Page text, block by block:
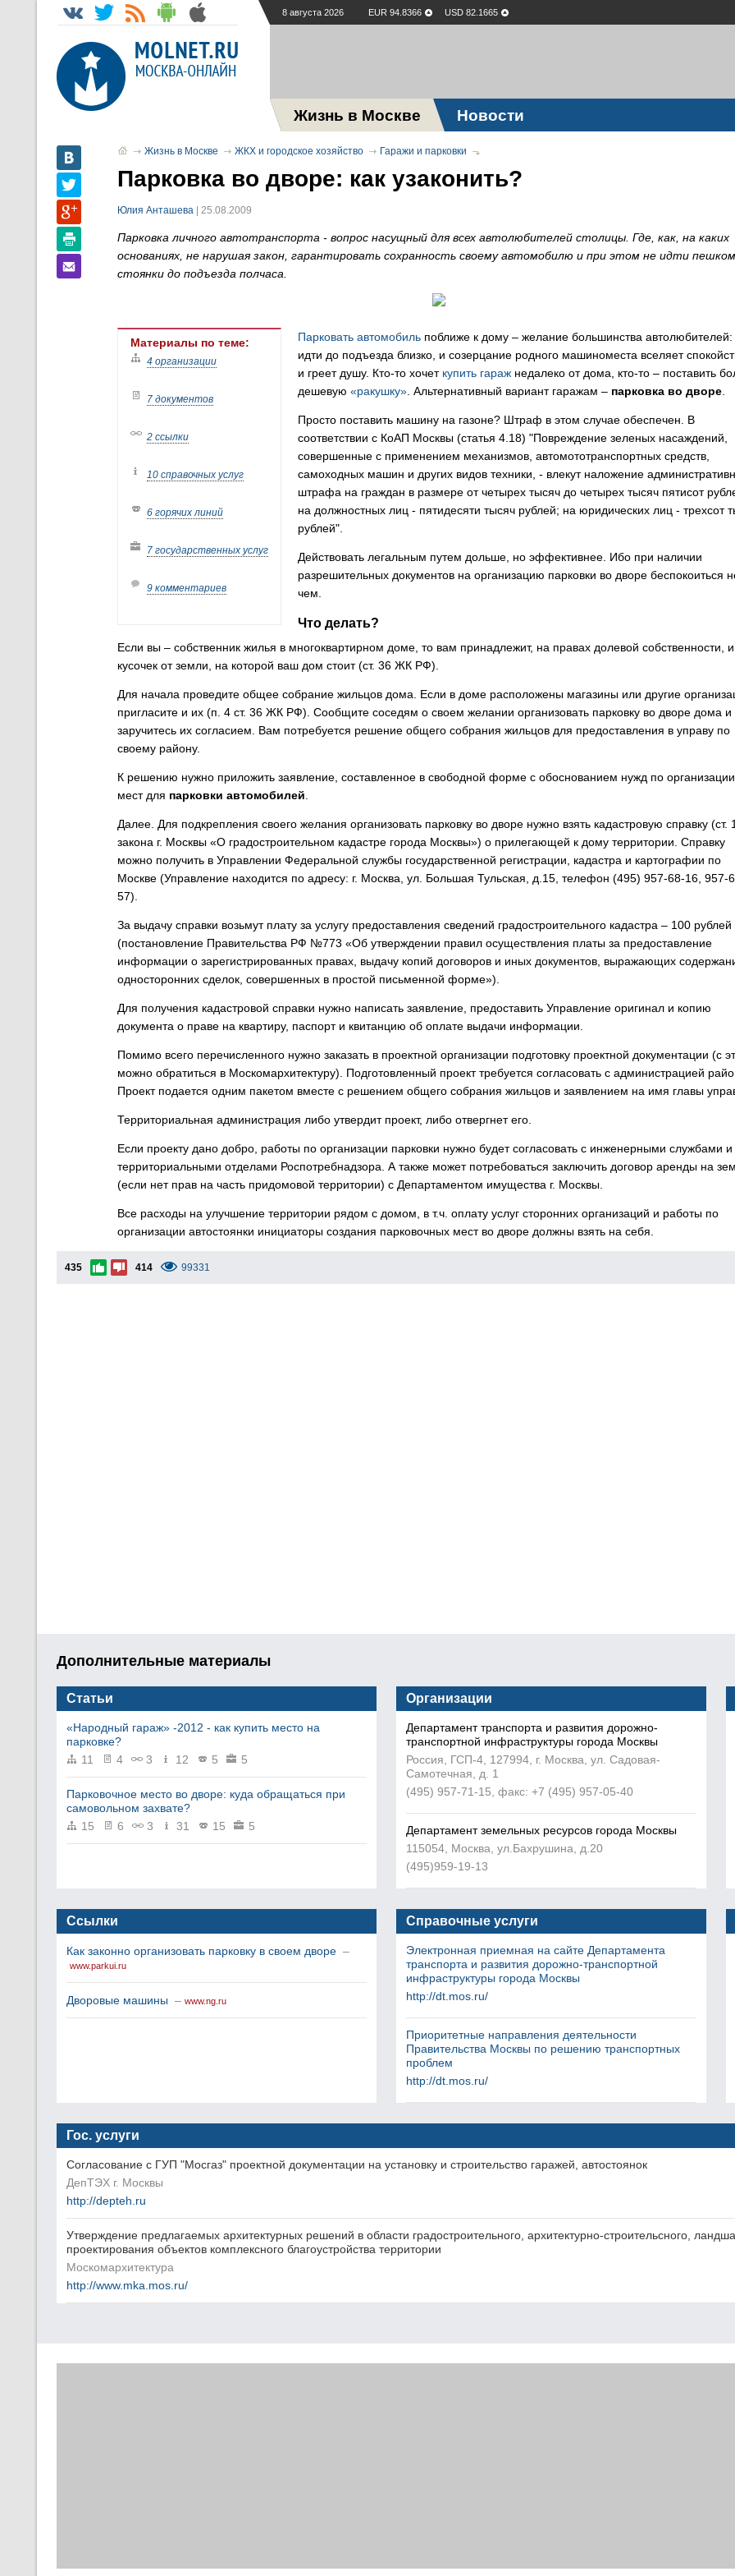
8 августа 2026 EUR 94.8366 USD 82.1665
Жизнь в Москве Новости
Жизнь в Москве ЖКХ и городское хозяйство Гаражи и парковки
Парковка во дворе: как узаконить?
Юлия Анташева | 25.08.2009
Парковка личного автотранспорта - вопрос насущный для всех автолюбителей столицы. Где, как, на каких
основаниях, не нарушая закон, гарантировать сохранность своему автомобилю и при этом не идти
стоянки до подъезда полчаса.
Материалы по теме:
4 организации
7 документов
2 ссылки
10 справочных услуг
6 горячих линий
7 государственных услуг
9 комментариев
Парковать автомобиль поближе к дому – желание большинства автолюбителей:
идти до подъезда близко, и созерцание родного машиноместа вселяет
и греет душу. Кто-то хочет купить гараж недалеко от дома, кто-то – поставить
дешевую «ракушку» . Альтернативный вариант гаражам – парковка во дворе
Просто поставить машину на газоне? Штраф в этом случае обеспечен. В
соответствии с КоАП Москвы (статья 4.18) "Повреждение зеленых насаждений,
совершенные с применением механизмов, автомототранспортных средств,
самоходных машин и других видов техники, - влекут наложение
штрафа на граждан в размере от четырех тысяч до четырех тысяч пятисот
на должностных лиц - пятидесяти тысяч рублей; на юридических лиц - трехсот
рублей".
Действовать легальным путем дольше, но эффективнее. Ибо при наличии
разрешительных документов на организацию парковки во дворе беспокоиться
чем.
Что делать?
Если вы – собственник жилья в многоквартирном доме, то вам принадлежит, на правах долевой собственности, и
кусочек от земли, на которой ваш дом стоит (ст. 36 ЖК РФ).
Для начала проведите общее собрание жильцов дома. Если в доме расположены магазины или другие
пригласите и их (п. 4 ст. 36 ЖК РФ). Сообщите соседям о своем желании организовать парковку во дворе дома и
заручитесь их согласием. Вам потребуется решение общего собрания жильцов для предоставления в управу по
своему району.
К решению нужно приложить заявление, составленное в свободной форме с обоснованием нужд по организации
мест для парковки автомобилей
Далее. Для подкрепления своего желания организовать парковку во дворе нужно взять кадастровую справку (ст.
закона г. Москвы «О градостроительном кадастре города Москвы») о прилегающей к дому территории. Справку
можно получить в Управлении Федеральной службы государственной регистрации, кадастра и картографии по
Москве (Управление находится по адресу: г. Москва, ул. Большая Тульская, д.15, телефон (495) 957-68-16, 957-
57).
За выдачу справки возьмут плату за услугу предоставления сведений градостроительного кадастра – 100 рублей
(постановление Правительства РФ №773 «Об утверждении правил осуществления платы за предоставление
информации о зарегистрированных правах, выдачу копий договоров и иных документов, выражающих
односторонних сделок, совершенных в простой письменной форме»).
Для получения кадастровой справки нужно написать заявление, предоставить Управление оригинал и копию
документа о праве на квартиру, паспорт и квитанцию об оплате выдачи информации.
Помимо всего перечисленного нужно заказать в проектной организации подготовку проектной документации (с
можно обратиться в Москомархитектуру). Подготовленный проект требуется согласовать с администрацией
Проект подается одним пакетом вместе с решением общего собрания жильцов и заявлением на имя главы
Территориальная администрация либо утвердит проект, либо отвергнет его.
Если проекту дано добро, работы по организации парковки нужно будет согласовать с инженерными службами и
территориальными отделами Роспотребнадзора. А также может потребоваться заключить договор аренды на
(если нет прав на часть придомовой территории) с Департаментом имущества г. Москвы.
Все расходы на улучшение территории рядом с домом, в т.ч. оплату услуг сторонних организаций и работы по
организации автостоянки инициаторы создания парковочных мест во дворе должны взять на себя.
435 414 99331
Дополнительные материалы
Статьи
«Народный гараж» -2012 - как купить место на
парковке?
11
4 3 12 5 5
Парковочное место во дворе: куда обращаться при
самовольном захвате?
15
6 3 31 15 5
Организации
Департамент транспорта и развития дорожно-
транспортной инфраструктуры города Москвы
Россия, ГСП-4, 127994, г. Москва, ул. Садовая-
Самотечная, д. 1
(495) 957-71-15, факс: +7 (495) 957-05-40
Департамент земельных ресурсов города Москвы
115054, Москва, ул.Бахрушина, д.20
(495)959-19-13
Ссылки
Как законно организовать парковку в своем дворе –
www.parkui.ru
Дворовые машины – www.ng.ru
Справочные услуги
Электронная приемная на сайте Департамента
транспорта и развития дорожно-транспортной
инфраструктуры города Москвы
http://dt.mos.ru/
Приоритетные направления деятельности
Правительства Москвы по решению транспортных
проблем
http://dt.mos.ru/
Гос. услуги
Согласование с ГУП "Мосгаз" проектной документации на установку и строительство гаражей, автостоянок
ДепТЭХ г. Москвы
http://depteh.ru
Утверждение предлагаемых архитектурных решений в области градостроительного, архитектурно-строительсного,
проектирования объектов комплексного благоустройства территории
Москомархитектура
http://www.mka.mos.ru/